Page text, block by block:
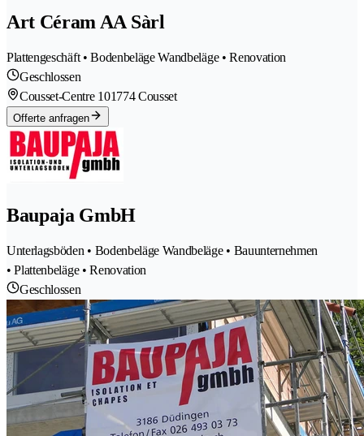
Art Céram AA Sàrl
Plattengeschäft • Bodenbeläge Wandbeläge • Renovation
Geschlossen
Cousset-Centre 101774 Cousset
Offerte anfragen
Baupaja GmbH
Unterlagsböden • Bodenbeläge Wandbeläge • Bauunternehmen
• Plattenbeläge • Renovation
Geschlossen